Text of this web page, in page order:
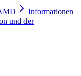
Informationen
und der